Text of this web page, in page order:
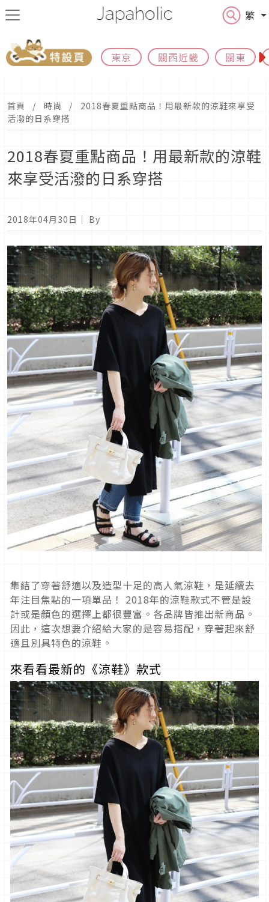
繁
東京 關西近畿 關東
首頁 時尚
2018春夏重點商品！用最新款的涼鞋來享受
活潑的日系穿搭
2018春夏重點商品！用最新款的涼鞋
來享受活潑的日系穿搭
2018年04月30日 ｜ By
集結了穿著舒適以及造型十足的高人氣涼鞋，是延續去
年注目焦點的一項單品！ 2018年的涼鞋款式不管是設
計或是顏色的選擇上都很豐富。各品牌皆推出新商品。
因此，這次想要介紹給大家的是容易搭配，穿著起來舒
適且別具特色的涼鞋。
來看看最新的《涼鞋》款式